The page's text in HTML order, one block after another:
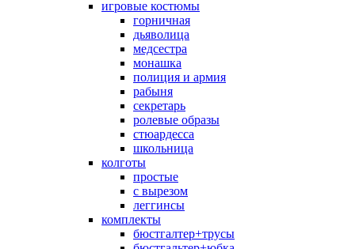
игровые костюмы
горничная
дьяволица
медсестра
монашка
полиция и армия
рабыня
секретарь
ролевые образы
стюардесса
школьница
колготы
простые
с вырезом
леггинсы
комплекты
бюстгалтер+трусы